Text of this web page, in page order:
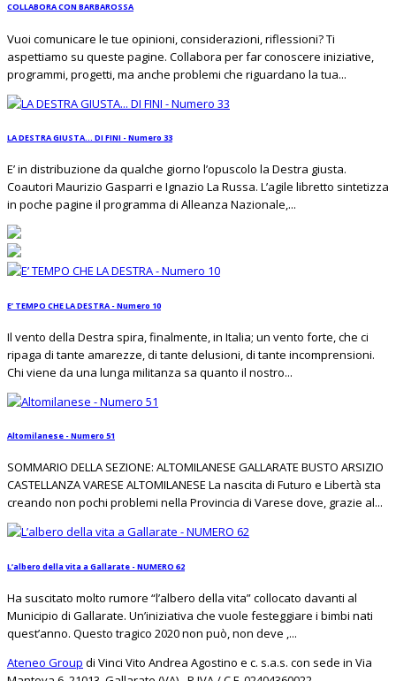
COLLABORA CON BARBAROSSA
Vuoi comunicare le tue opinioni, considerazioni, riflessioni? Ti
aspettiamo su queste pagine. Collabora per far conoscere iniziative,
programmi, progetti, ma anche problemi che riguardano la tua...
LA DESTRA GIUSTA... DI FINI - Numero 33
E’ in distribuzione da qualche giorno l’opuscolo la Destra giusta.
Coautori Maurizio Gasparri e Ignazio La Russa. L’agile libretto sintetizza
in poche pagine il programma di Alleanza Nazionale,...
E’ TEMPO CHE LA DESTRA - Numero 10
Il vento della Destra spira, finalmente, in Italia; un vento forte, che ci
ripaga di tante amarezze, di tante delusioni, di tante incomprensioni.
Chi viene da una lunga militanza sa quanto il nostro...
Altomilanese - Numero 51
SOMMARIO DELLA SEZIONE: ALTOMILANESE GALLARATE BUSTO ARSIZIO
CASTELLANZA VARESE ALTOMILANESE La nascita di Futuro e Libertà sta
creando non pochi problemi nella Provincia di Varese dove, grazie al...
L’albero della vita a Gallarate - NUMERO 62
Ha suscitato molto rumore “l’albero della vita” collocato davanti al
Municipio di Gallarate. Un’iniziativa che vuole festeggiare i bimbi nati
quest’anno. Questo tragico 2020 non può, non deve ,...
Ateneo Group di Vinci Vito Andrea Agostino e c. s.a.s. con sede in Via